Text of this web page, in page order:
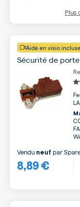
Plus
Aide en visio
Sécurité de
8,89 €
Vendu neuf par